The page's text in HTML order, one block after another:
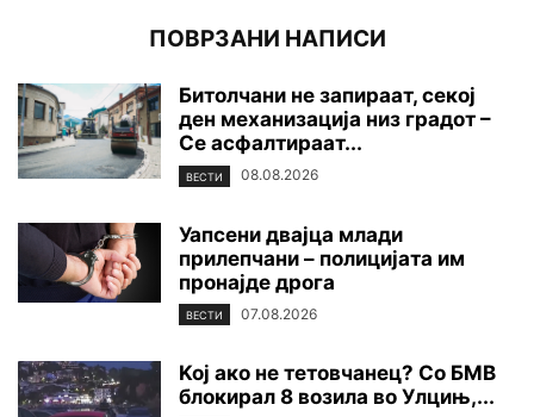
ПОВРЗАНИ НАПИСИ
Битолчани не запираат, секој
ден механизација низ градот –
Се асфалтираат...
ВЕСТИ 08.08.2026
Уапсени двајца млади
прилепчани – полицијата им
пронајде дpoга
ВЕСТИ 07.08.2026
Koj ако не тетовчанец? Со БМВ
блокирал 8 возила во Улцињ,...